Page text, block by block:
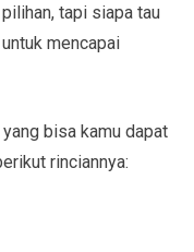
tapi siapa tau
mencapai
bisa kamu dapat
rinciannya: